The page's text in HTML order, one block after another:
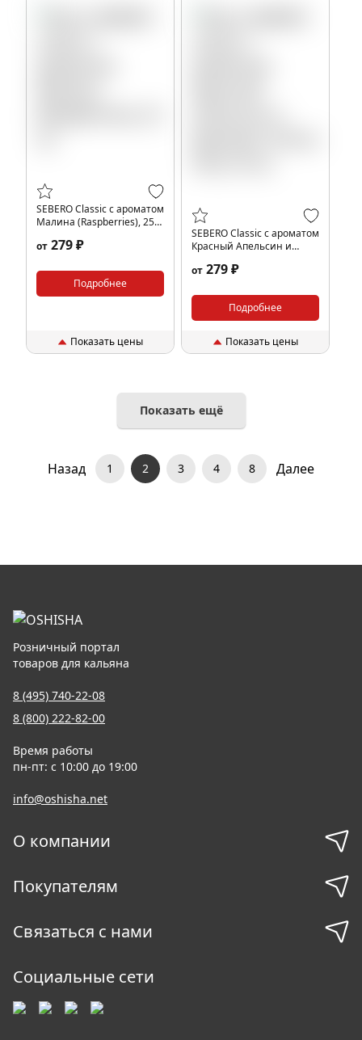
SEBERO Classic с ароматом
Малина (Raspberries), 25
от 279 ₽
Подробнее
Показать цены
SEBERO Classic с ароматом
Красный Апельсин и
гр.
от 279 ₽
Подробнее
Показать цены
Показать ещё
Назад 1 2 3 4 8 Далее
Розничный портал
товаров для кальяна
8 (495) 740-22-08
8 (800) 222-82-00
Время работы
пн-пт: с 10:00 до 19:00
info@oshisha.net
О компании
Покупателям
Связаться с нами
Социальные сети